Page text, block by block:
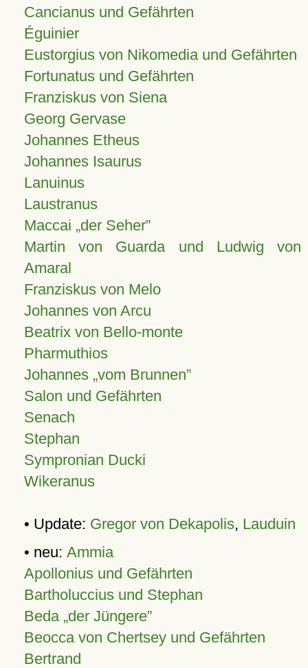
Cancianus und Gefährten
Éguinier
Eustorgius von Nikomedia und Gefährten
Fortunatus und Gefährten
Franziskus von Siena
Georg Gervase
Johannes Etheus
Johannes Isaurus
Lanuinus
Laustranus
Maccai „der Seher”
Martin von Guarda und Ludwig von
Amaral
Franziskus von Melo
Johannes von Arcu
Beatrix von Bello-monte
Pharmuthios
Johannes vom Brunnen
Salon und Gefährten
Senach
Stephan
Sympronian Ducki
Wikeranus
• Update: Gregor von Dekapolis, Lauduin
• neu: Ammia
Apollonius und Gefährten
Bartholuccius und Stephan
Beda „der Jüngere”
Beocca von Chertsey und Gefährten
Bertrand